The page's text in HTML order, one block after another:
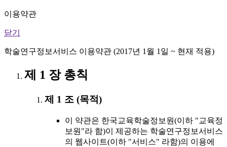
이용약관
닫기
학술연구정보서비스 이용약관 (2017년 1월 1일 ~ 현재 적용)
제 1 장 총칙
제 1 조 (목적)
이 약관은 한국교육학술정보원(이하 "교육정
보원"라 함)이 제공하는 학술연구정보서비스
의 웹사이트(이하 "서비스" 라함)의 이용에